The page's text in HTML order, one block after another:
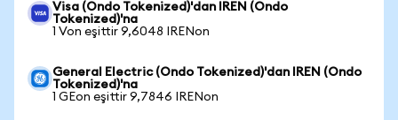
Visa (Ondo Tokenized)'dan IREN (Ondo
Tokenized)'na
1 Von eşittir 9,6048 IRENon
General Electric (Ondo Tokenized)'dan IREN (Ondo
Tokenized)'na
1 GEon eşittir 9,7846 IRENon